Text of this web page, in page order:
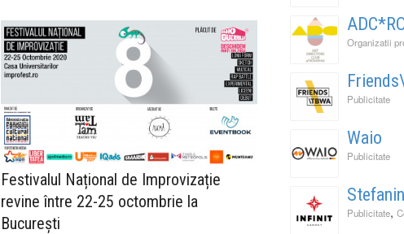
Festivalul Național de Improvizație
revine între 22-25 octombrie la
București
Organizatii
Publicitate
Waio
Publicitate
Publicitate,